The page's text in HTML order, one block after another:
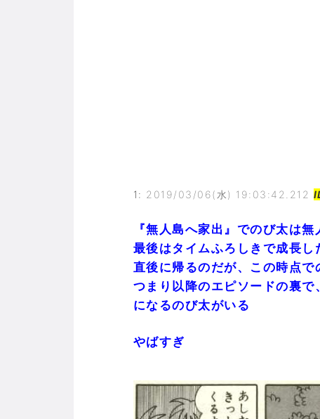
1 : 2019/03/06(水) 19:03:42.212
『無人島へ家出』でのび太は
最後はタイムふろしきで成長
直後に帰るのだが、この時点
つまり以降のエピソードの裏
になるのび太がいる
やばすぎ